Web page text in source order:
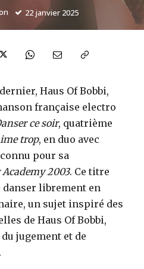
22 janvier 2025
Haus Of Bobbi,
française electro
ce soir, quatrième
trop, en duo avec
pour sa
Academy 2003. Ce titre
librement en
un sujet inspiré des
de Haus Of Bobbi,
jugement et de